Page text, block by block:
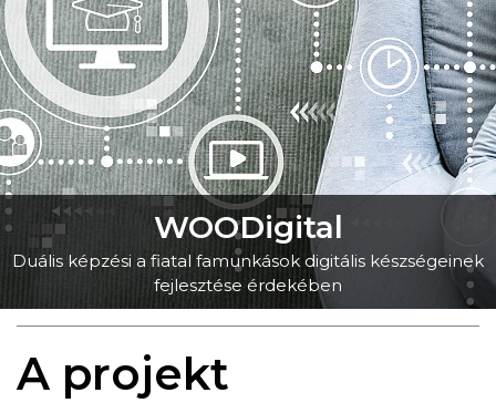
WOODigital
Duális képzési a fiatal famunkások digitális készségeinek
fejlesztése érdekében
A projekt